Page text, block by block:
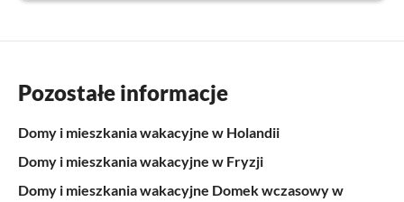
Pozostałe informacje
Domy i mieszkania wakacyjne w Holandii
Domy i mieszkania wakacyjne w Fryzji
Domy i mieszkania wakacyjne Domek wczasowy w